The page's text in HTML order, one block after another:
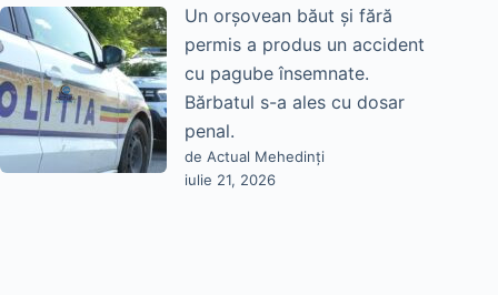
Un orșovean băut și fără
permis a produs un accident
cu pagube însemnate.
Bărbatul s-a ales cu dosar
penal.
de Actual Mehedinți
iulie 21, 2026